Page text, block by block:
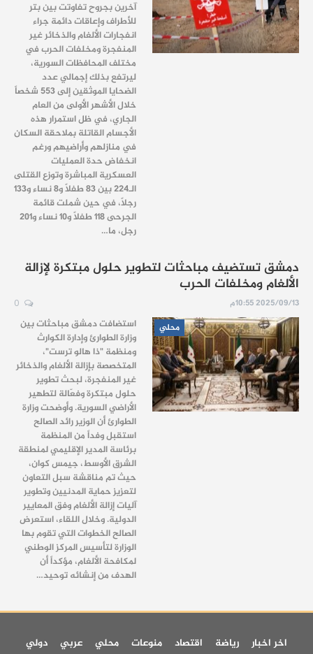
آخرين بجروح تفاوتت بين بتر
للأطراف وإعاقات دائمة جراء
انفجارات الألغام والذخائر غير
المنفجرة ومخلفات الحرب في
مختلف المحافظات السورية،
ليرتفع بذلك إجمالي عدد
الضحايا الموثقين إلى 553 شخصاً
خلال الأشهر الأولى من العام
الجاري، في ظل استمرار هذه
الأجسام القاتلة بملاحقة السكان
في منازلهم وأراضيهم ورغم
انخفاض حدة العمليات
العسكرية المباشرة وتوزع القتلى
الـ224 بين 83 طفلاً و8 نساء و133
رجلاً، في حين شملت قائمة
الجرحى 118 طفلاً و10 نساء و201
رجل، ما…
دمشق تستضيف مباحثات لتطوير حلول مبتكرة لإزالة
الألغام ومخلفات الحرب
2025/09/13 10:55م
محلي
استضافت دمشق مباحثات بين
وزارة الطوارئ وإدارة الكوارث
ومنظمة "ذا هالو ترست"،
المتخصصة بإزالة الألغام والذخائر
غير المنفجرة، لبحث تطوير
حلول مبتكرة وفعّالة لتطهير
الأراضي السورية. وأوضحت وزارة
الطوارئ أن الوزير رائد الصالح
استقبل وفداً من المنظمة
برئاسة المدير الإقليمي لمنطقة
الشرق الأوسط، جيمس كوان،
حيث تم مناقشة سبل التعاون
لتعزيز حماية المدنيين وتطوير
آليات إزالة الألغام وفق المعايير
الدولية. وخلال اللقاء، استعرض
الصالح الخطوات التي تقوم بها
الوزارة لتأسيس المركز الوطني
لمكافحة الألغام، مؤكداً أن
الهدف من إنشائه توحيد…
اخر اخبار رياضة اقتصاد منوعات محلي عربي دولي